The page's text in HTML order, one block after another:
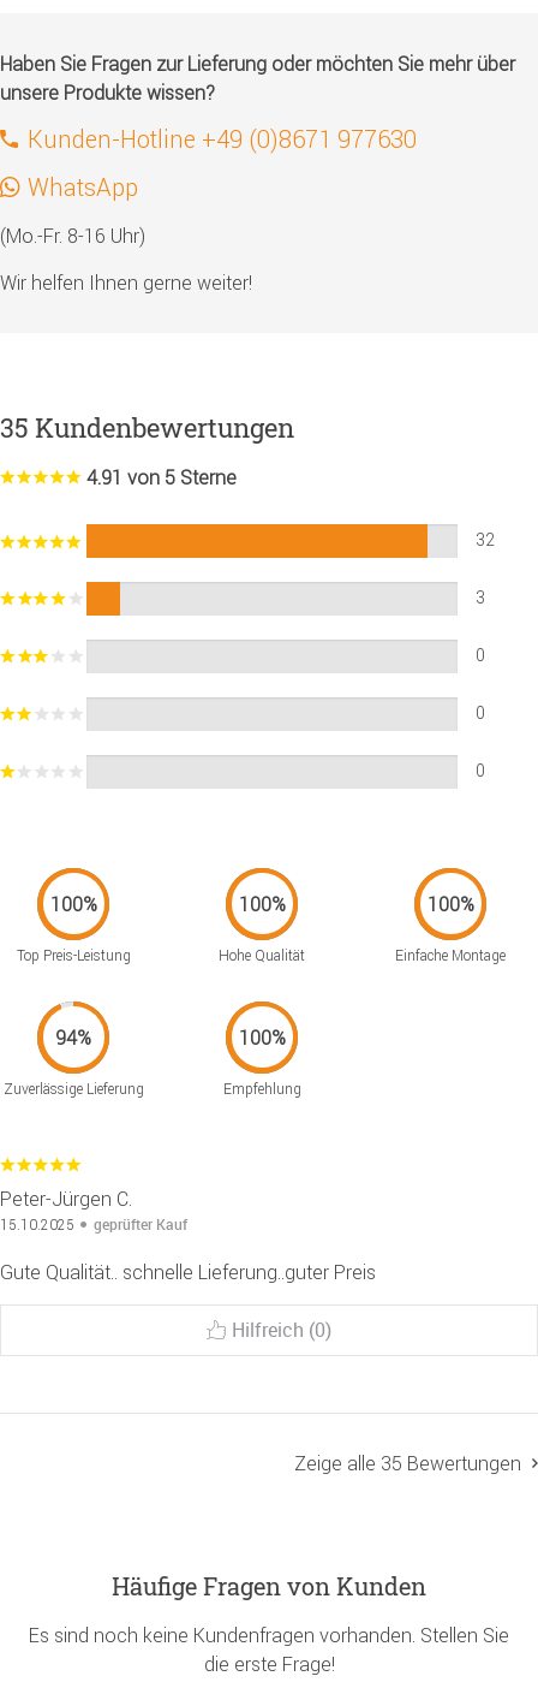
Haben Sie Fragen zur Lieferung oder möchten Sie mehr über
unsere Produkte wissen?
Kunden-Hotline +49 (0)8671 977630
WhatsApp
(Mo.-Fr. 8-16 Uhr)
Wir helfen Ihnen gerne weiter!
35 Kundenbewertungen
4.91 von 5 Sterne
32
3
0
0
0
Top Preis-Leistung Hohe Qualität Einfache Montage
Zuverlässige Lieferung Empfehlung
Peter-Jürgen C.
15.10.2025 geprüfter Kauf
Gute Qualität.. schnelle Lieferung..guter Preis
Hilfreich (0)
Zeige alle 35 Bewertungen
Häufige Fragen von Kunden
Es sind noch keine Kundenfragen vorhanden. Stellen Sie
die erste Frage!